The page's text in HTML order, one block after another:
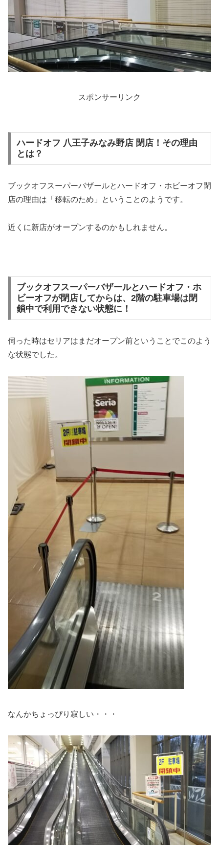
スポンサーリンク
ハードオフ 八王子みなみ野店 閉店！その理由
とは？
ブックオフスーパーバザールとハードオフ・ホビーオフ閉
店の理由は「移転のため」ということのようです。
近くに新店がオープンするのかもしれません。
ブックオフスーパーバザールとハードオフ・ホ
ビーオフが閉店してからは、2階の駐車場は閉
鎖中で利用できない状態に！
伺った時はセリアはまだオープン前ということでこのよう
な状態でした。
なんかちょっぴり寂しい・・・